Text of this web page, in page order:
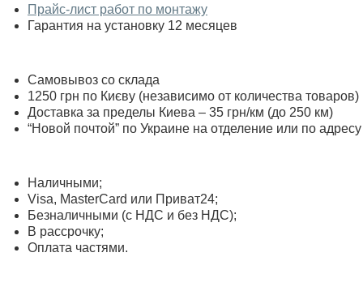
Прайс-лист работ по монтажу
Гарантия на установку 12 месяцев
Самовывоз со склада
1250 грн по Києву (независимо от количества товаров)
Доставка за пределы Киева – 35 грн/км (до 250 км)
“Новой почтой” по Украине на отделение или по адресу
Наличными;
Visa, MasterСard или Приват24;
Безналичными (с НДС и без НДС);
В рассрочку;
Оплата частями.